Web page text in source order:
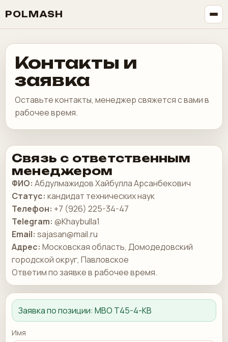
POLMASH
Контакты и
заявка
Оставьте контакты, менеджер свяжется с вами в
рабочее время.
Связь с ответственным
менеджером
ФИО: Абдулмажидов Хайбулла Арсанбекович
Статус: кандидат технических наук
Телефон: +7 (926) 225-34-47
Telegram: @Khaybulla1
Email: sajasan@mail.ru
Адрес: Московская область, Домодедовский
городской округ, Павловское
Ответим по заявке в рабочее время.
Заявка по позиции: MBO T45-4-KB
Имя